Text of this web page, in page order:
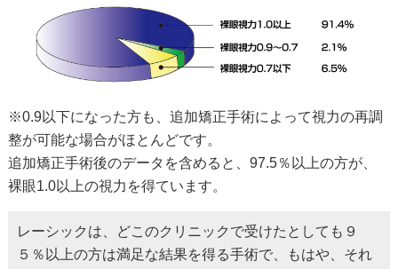
※0.9以下になった方も、追加矯正手術によって視力の再調
整が可能な場合がほとんどです。
追加矯正手術後のデータを含めると、97.5％以上の方が、
裸眼1.0以上の視力を得ています。
レーシックは、どこのクリニックで受けたとしても９
５％以上の方は満足な結果を得る手術で、もはや、それ